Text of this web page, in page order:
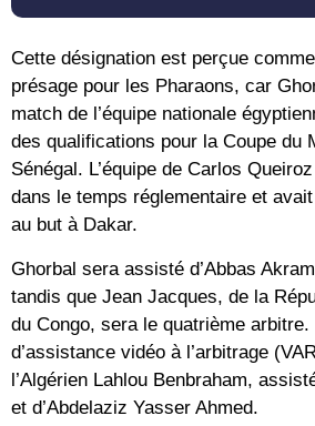
Cette désignation est perçue
présage pour les Pharaons, car
match de l’équipe nationale
des qualifications pour la Coupe du
Sénégal. L’équipe de Carlos
dans le temps réglementaire et
au but à Dakar.
Ghorbal sera assisté d’Abbas
tandis que Jean Jacques, de la
du Congo, sera le quatrième arbitre.
d’assistance vidéo à l’arbitrage
l’Algérien Lahlou Benbraham,
et d’Abdelaziz Yasser Ahmed.